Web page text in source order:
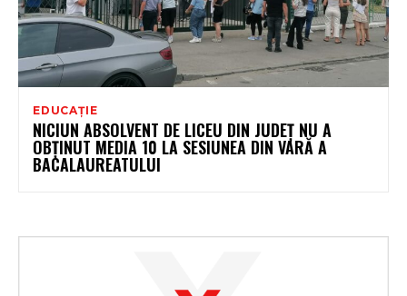
EDUCAȚIE
NICIUN ABSOLVENT DE LICEU DIN JUDEȚ NU A
OBȚINUT MEDIA 10 LA SESIUNEA DIN VARĂ A
BACALAUREATULUI